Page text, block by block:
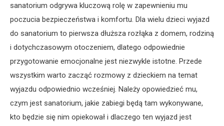
sanatorium odgrywa kluczową rolę w zapewnieniu mu
poczucia bezpieczeństwa i komfortu. Dla wielu dzieci wyjazd
do sanatorium to pierwsza dłuższa rozłąka z domem, rodziną
i dotychczasowym otoczeniem, dlatego odpowiednie
przygotowanie emocjonalne jest niezwykle istotne. Przede
wszystkim warto zacząć rozmowy z dzieckiem na temat
wyjazdu odpowiednio wcześniej. Należy opowiedzieć mu,
czym jest sanatorium, jakie zabiegi będą tam wykonywane,
kto będzie się nim opiekował i dlaczego ten wyjazd jest